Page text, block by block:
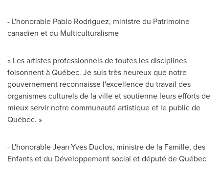
- L'honorable Pablo Rodriguez, ministre du Patrimoine
canadien et du Multiculturalisme
« Les artistes professionnels de toutes les disciplines
foisonnent à Québec. Je suis très heureux que notre
gouvernement reconnaisse l'excellence du travail des
organismes culturels de la ville et soutienne leurs efforts de
mieux servir notre communauté artistique et le public de
Québec. »
- L'honorableJean-Yves Duclos, ministre de la Famille, des
Enfants et du Développement social et député de Québec